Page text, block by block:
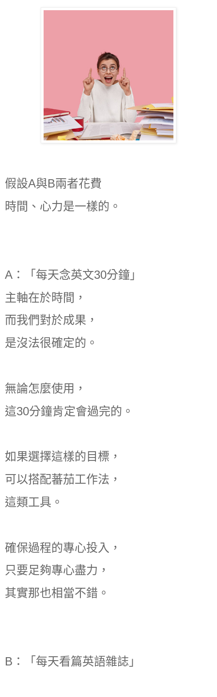
假設A與B兩者花費
時間、心力是一樣的。
A：「每天念英文30分鐘」
主軸在於時間，
而我們對於成果，
是沒法很確定的。
無論怎麼使用，
這30分鐘肯定會過完的。
如果選擇這樣的目標，
可以搭配蕃茄工作法，
這類工具。
確保過程的專心投入，
只要足夠專心盡力，
其實那也相當不錯。
B：「每天看篇英語雜誌」